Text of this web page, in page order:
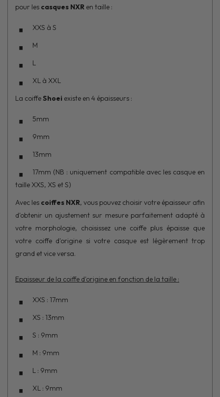
pour les casques NXR en taille :
XXS à S
M
L
XL à XXL
La coiffeShoei existe en 4 épaisseurs :
5mm
9mm
13mm
17mm (NB : uniquement compatible avec les casque en
taille XXS, XS et S)
Avec les coiffes NXR, vous pouvez choisir votre épaisseur afin
d'obtenir un ajustement sur mesure parfaitement adapté à
votre morphologie, choisissez une coiffe plus épaisse que
votre coiffe d'origine si votre casque est légèrement trop
grand et vice versa.
Epaisseur de la coiffe d'origine en fonction de la taille :
XXS : 17mm
XS : 13mm
S : 9mm
M : 9mm
L : 9mm
XL : 9mm